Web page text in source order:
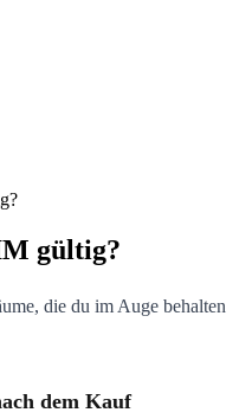
gültig?
die du im Auge behalten
dem Kauf